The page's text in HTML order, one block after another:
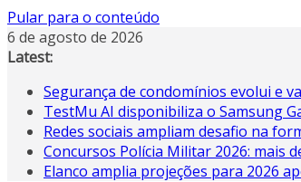
Pular para o conteúdo
6 de agosto de 2026
Latest:
Segurança de condomínios evolui e
TestMu AI disponibiliza o Samsung
Redes sociais ampliam desafio na
Concursos Polícia Militar 2026: mais
Elanco amplia projeções para 2026